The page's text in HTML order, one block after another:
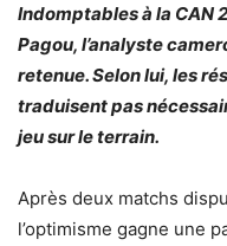
Indomptables à la CAN
Pagou, l’analyste
retenue. Selon lui, les
traduisent pas
jeu sur le terrain.
Après deux matchs
l’optimisme gagne une